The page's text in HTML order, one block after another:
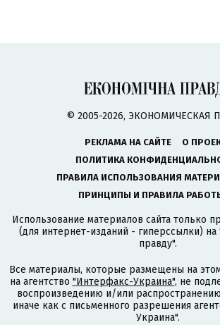
© 2005-2026, ЭКОНОМИЧЕСКАЯ
РЕКЛАМА НА САЙТЕ
О
ПОЛИТИКА
ПРАВИЛА ИСПОЛЬЗОВАНИЯ
ПРИНЦИПЫ И ПРАВИЛА
Использование материалов сайта только
(для интернет-изданий - гиперссылки)
правду".
Все материалы, которые размещены на
на агентство "Интерфакс-Украина", не
воспроизведению и/или
иначе как с письменного разрешения
Украина".